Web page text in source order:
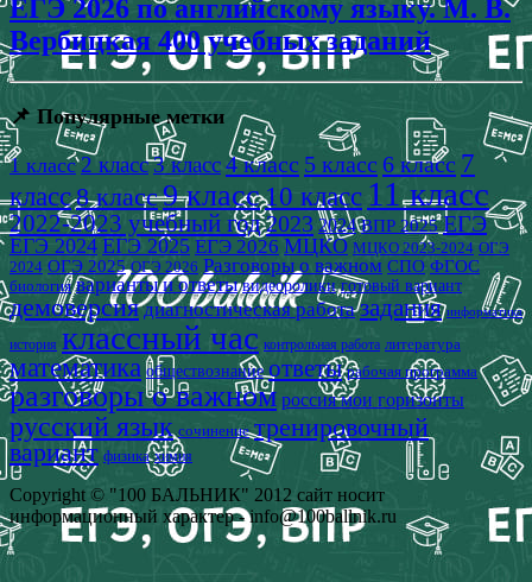
ЕГЭ 2026 по английскому языку. М. В.
Вербицкая 400 учебных заданий
📌 Популярные метки
1 класс 2 класс3 класс4 класс 5 класс 6 класс 7
класс8 класс9 класс10 класс 11 класс
2022-2023 учебный год2023 2024 ВПР 2025 ЕГЭ
ЕГЭ 2024 ЕГЭ 2025 ЕГЭ 2026 МЦКО МЦКО 2023-2024 ОГЭ
2024 ОГЭ 2025 ОГЭ 2026 Разговоры о важном СПО ФГОС
биология варианты и ответы видеоролики готовый вариант
демоверсия диагностическая работа задания информатика
история классный час контрольная работа литература
математика обществознание ответы рабочая программа
разговоры о важном россия мои горизонты
русский язык сочинение тренировочный
вариант физика химия
Copyright © "100 БАЛЬНИК" 2012 сайт носит
информационный характер - info@100ballnik.ru